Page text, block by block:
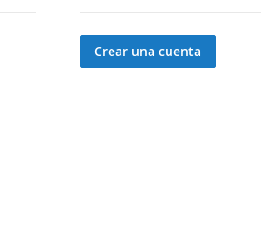
Crear una cuenta